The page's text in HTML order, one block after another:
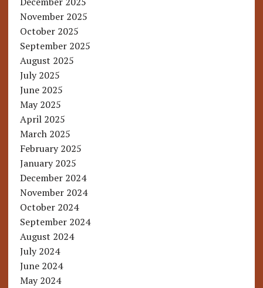
November 2025
October 2025
September 2025
August 2025
July 2025
June 2025
May 2025
April 2025
March 2025
February 2025
January 2025
December 2024
November 2024
October 2024
September 2024
August 2024
July 2024
June 2024
May 2024